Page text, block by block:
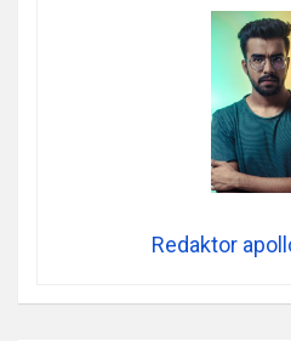
Redaktor